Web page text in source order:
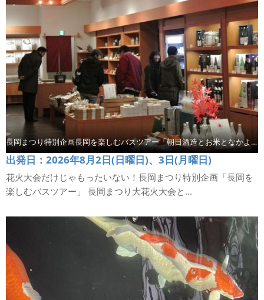
長岡まつり特別企画長岡を楽しむバスツアー「朝日酒造とお米となかよしパーク」【コース3】
出発日：2026年8月2日(日曜日)、3日(月曜日)
花火大会だけじゃもったいない！長岡まつり特別企画「長岡を
楽しむバスツアー」 長岡まつり大花火大会と...